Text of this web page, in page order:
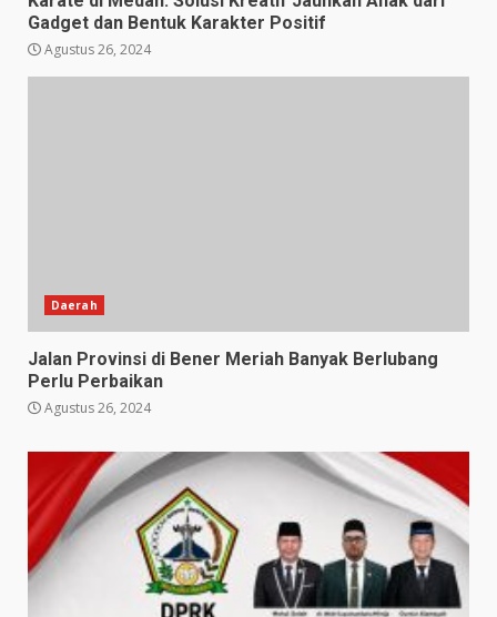
Gadget dan Bentuk Karakter Positif
Agustus 26, 2024
Daerah
Jalan Provinsi di Bener Meriah Banyak Berlubang
Perlu Perbaikan
Agustus 26, 2024